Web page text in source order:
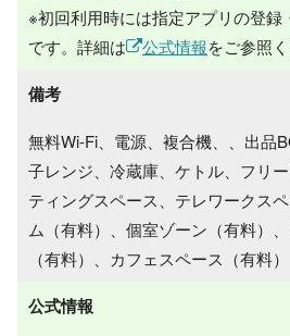
※初回利用時には指定アプリの登録
です。詳細は
公式情報をご参照く
備考
無料Wi-Fi、電源、複合機、、出品
子レンジ、冷蔵庫、ケトル、フリ
ティングスペース、テレワークス
ム（有料）、個室ゾーン（有料）
（有料）、カフェスペース（有料）
公式情報